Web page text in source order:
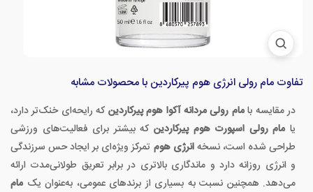
تفاوت مام رولی انرژی هوم پیرکاردین با محصولات مشابه
در مقایسه بامام رولی مردانه آکوا هوم پیرکاردین که رایحه‌ای خنک‌تر دارد،
یا مام رولی اسپورت هوم پیرکاردین که بیشتر برای فعالیت‌های ورزشی
طراحی شده است، نسخهانرژی هوم تمرکز ویژه‌ای بر ایجاد حس سرزندگی
و انرژی روزانه دارد و ماندگاری بالاتری در برابر تعریق طولانی‌مدت ارائه
می‌دهد. همچنین نسبت به بسیاری از برندهای عمومی، به‌عنوان یک مام